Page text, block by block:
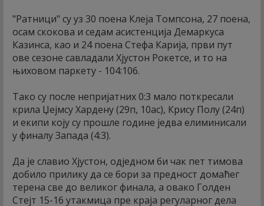
"Ратници" су уз 30 поена Клеја Томпсона, 27 поена,
осам скокова и седам асистенција Демаркуса
Казинса, као и 24 поена Стефа Карија, први пут
ове сезоне савладали Хјустон Рокетсе, и то на
њиховом паркету - 104:106.
Тако су после непријатних 0:3 мало поткресали
крила Џејмсу Хардену (29п, 10ас), Крису Полу (24п)
и екипи коју су прошле године једва елиминисали
у финалу Запада (4:3).
Да је славио Хјустон, одједном би чак пет тимова
добило прилику да се бори за предност домаћег
терена све до великог финала, а овако Голден
Стејт 15-16 утакмица пре краја регуларног дела